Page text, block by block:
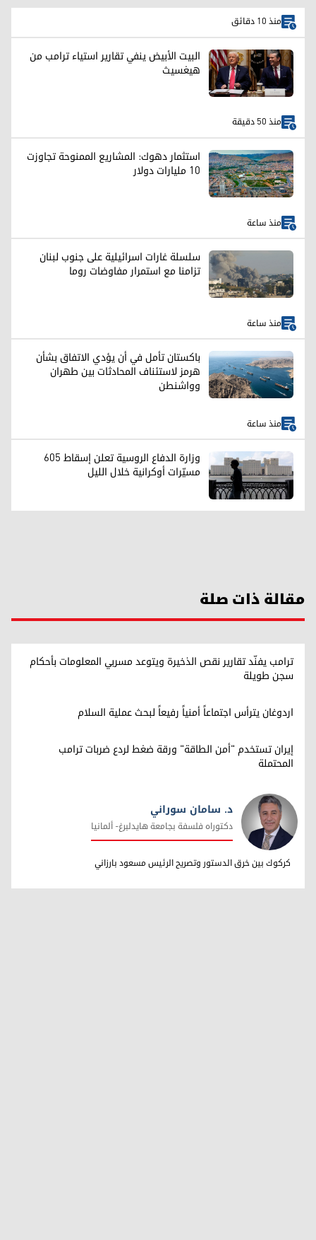
منذ 10 دقائق
البيت الأبيض ينفي تقارير استياء ترامب من
هيغسيث
منذ 50 دقيقة
استثمار دهوك: المشاريع الممنوحة تجاوزت
10 مليارات دولار
منذ ساعة
سلسلة غارات اسرائيلية على جنوب لبنان
تزامنا مع استمرار مفاوضات روما
منذ ساعة
باكستان تأمل في أن يؤدي الاتفاق بشأن
هرمز لاستئناف المحادثات بين طهران
وواشنطن
منذ ساعة
وزارة الدفاع الروسية تعلن إسقاط 605
مسيّرات أوكرانية خلال الليل
مقالة ذات صلة
ترامب يفنّد تقارير نقص الذخيرة ويتوعد مسربي المعلومات بأحكام
سجن طويلة
اردوغان يترأس اجتماعاً أمنياً رفيعاً لبحث عملية السلام
إيران تستخدم "أمن الطاقة" ورقة ضغط لردع ضربات ترامب
المحتملة
د. سامان سوراني
د. سامان سوراني
دکتوراه فلسفة بجامعة هایدلبرغ- ألمانیا
کرکوك بین خرق الدستور وتصریح الرئیس مسعود بارزاني